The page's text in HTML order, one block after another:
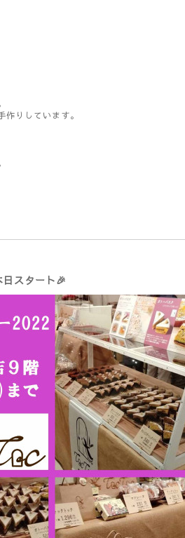
りしています。
スタート🎉